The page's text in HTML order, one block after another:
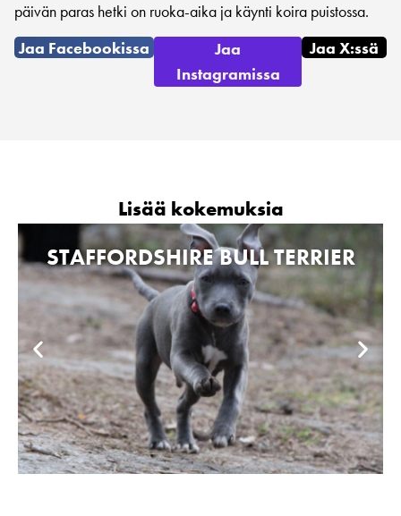
päivän paras hetki on ruoka-aika ja käynti koira puistossa.
Jaa Facebookissa
Jaa
Instagramissa
Jaa X:ssä
Lisää kokemuksia
STAFFORDSHIRE BULL TERRIER